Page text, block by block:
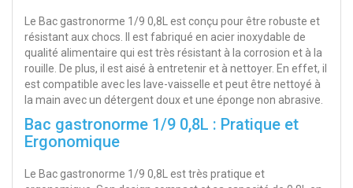
Le Bac gastronorme 1/9 0,8L est conçu pour être robuste et
résistant aux chocs. Il est fabriqué en acier inoxydable de
qualité alimentaire qui est très résistant à la corrosion et à la
rouille. De plus, il est aisé à entretenir et à nettoyer. En effet, il
est compatible avec les lave-vaisselle et peut être nettoyé à
la main avec un détergent doux et une éponge non abrasive.
Bac gastronorme 1/9 0,8L : Pratique et
Ergonomique
Le Bac gastronorme 1/9 0,8L est très pratique et